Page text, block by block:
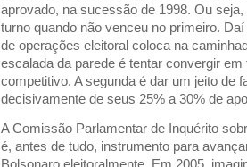
aprovado, na sucessão de 1998. Ou
turno quando não venceu no primeiro.
de operações eleitoral coloca na
escalada da parede é tentar convergir
competitivo. A segunda é dar um jeito de
decisivamente de seus 25% a 30% de
A Comissão Parlamentar de Inquérito
é, antes de tudo, instrumento para